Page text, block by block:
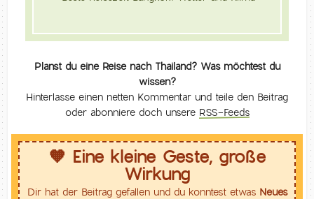
Planst du eine Reise nach Thailand? Was möchtest du
wissen?
Hinterlasse einen netten Kommentar und teile den Beitrag
oder abonniere doch unsere RSS-Feeds
🧡 Eine kleine Geste, große
Wirkung
Dir hat der Beitrag gefallen und du konntest etwas Neues